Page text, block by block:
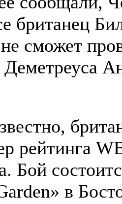
британец
сможет
Деметреуса
рейтинга
Бой
в